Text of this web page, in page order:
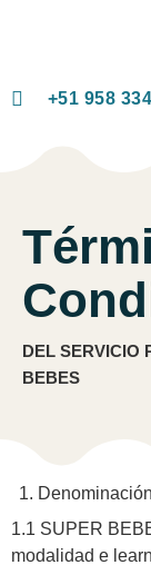
+51 958
DEL SERVICIO
BEBES
1.1 SUPER
modalidad e